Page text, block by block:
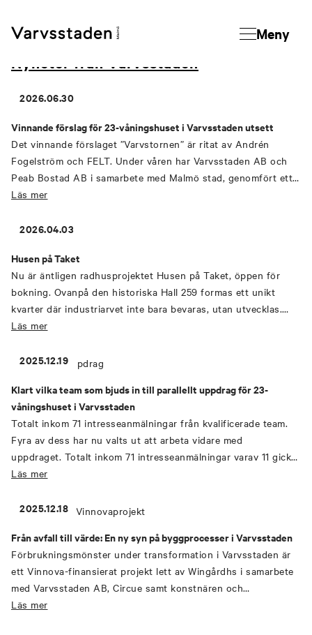
Meny
Nyheter från Varvsstaden
2026.06.30
Vinnande förslag för 23-våningshuset i Varvsstaden utsett
Det vinnande förslaget ”Varvstornen” är ritat av Andrén
Fogelström och FELT. Under våren har Varvsstaden AB och
Peab Bostad AB i samarbete med Malmö stad, genomfört ett
parallellt uppdrag avseende utformning och gestaltning av ett
Malmö. Huset visar tydligt mötet mellan kulturarv och framtid.
Läs mer
2026.04.03
Husen på Taket
Nu är äntligen radhusprojektet Husen på Taket, öppen för
bokning. Ovanpå den historiska Hall 259 formas ett unikt
kvarter där industriarvet inte bara bevaras, utan utvecklas.
Den robusta strukturen, rytmen och skalan från varvets
självklar. Med utsikt över stad och hav och en skyddad grön
vardag.Radhus i flera plan, generösa uteplatser och
genomtänkta rumssamband skapar hem som förenar det
industriella uttryckets kraft med hemmets värme och intimitet.
Husen på Taket är en del av något större – ett nytt lager i
Varvsstadens historia, där livet mellan husen är lika viktigt
som livet i dem.
Läs mer
2025.12.19
Klart vilka team som bjuds in till parallellt uppdrag för 23-
våningshuset i Varvsstaden
Totalt inkom 71 intresseanmälningar från kvalificerade team.
Fyra av dess har nu valts ut att arbeta vidare med
uppdraget. Totalt inkom 71 intresseanmälningar varav 11 gick
vidare till intervju där man nu valt ut fyra bidrag att arbeta
vidare med är planerad som ett bostadshus med en publik
mellan Varvsstaden AB och Malmö stad och genomförs i
samband med att detaljplanen i vilken byggnaden ingår, är ute
på samråd. Arrangören har valt att bjuda in följande team att
delta i det parallella uppdraget:
Läs mer
2025.12.18
Från avfall till värde: En ny syn på byggprocesser i Varvsstaden
Förbrukningsmönster under transformation i Varvsstaden är
ett Vinnova-finansierat projekt lett av Wingårdhs i samarbete
med Varvsstaden AB, Circue samt konstnären och
möbeldesignern Finn Ahlgren. Projektet tar avstamp i en
Läs mer